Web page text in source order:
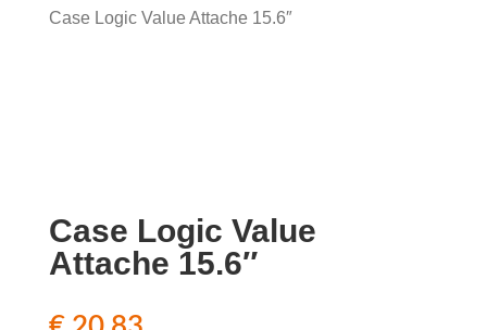
Case Logic Value Attache 15.6″
Case Logic Value
Attache 15.6″